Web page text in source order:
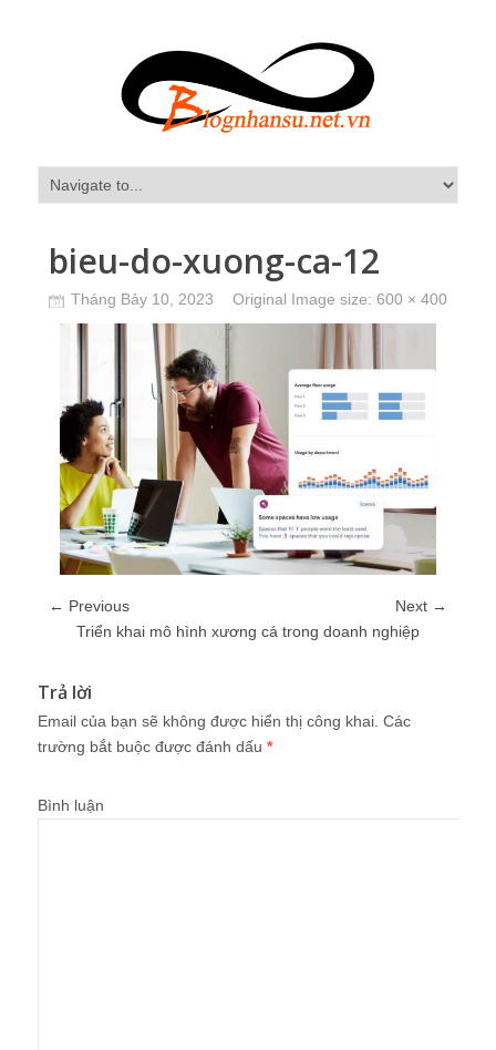
bieu-do-xuong-ca-12
Tháng Bảy 10, 2023 Original Image size: 600 × 400
← Previous
Next →
Triển khai mô hình xương cá trong doanh nghiệp
Trả lời
Email của bạn sẽ không được hiển thị công khai. Các
trường bắt buộc được đánh dấu *
Bình luận